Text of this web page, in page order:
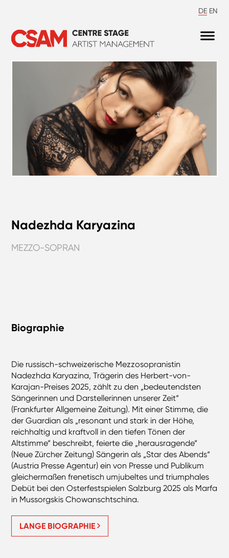
DE EN
Nadezhda Karyazina
MEZZO-SOPRAN
Biographie
Die russisch-schweizerische Mezzosopranistin
Nadezhda Karyazina, Trägerin des Herbert-von-
Karajan-Preises 2025, zählt zu den „bedeutendsten
Sängerinnen und Darstellerinnen unserer Zeit“
(Frankfurter Allgemeine Zeitung). Mit einer Stimme, die
der Guardian als „resonant und stark in der Höhe,
reichhaltig und kraftvoll in den tiefen Tönen der
Altstimme“ beschreibt, feierte die „herausragende“
(Neue Zürcher Zeitung) Sängerin als „Star des Abends“
(Austria Presse Agentur) ein von Presse und Publikum
gleichermaßen frenetisch umjubeltes und triumphales
Debüt bei den Osterfestspielen Salzburg 2025 als Marfa
in Mussorgskis Chowanschtschina.
LANGE BIOGRAPHIE